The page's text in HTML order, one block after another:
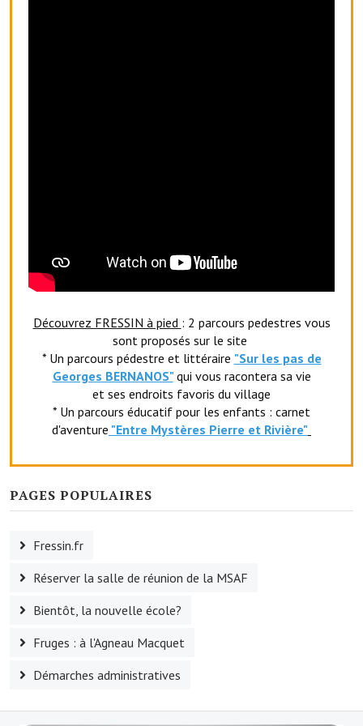
Découvrez FRESSIN à pied : 2 parcours pedestres vous
sont proposés sur le site
* Un parcours pédestre et littéraire "Sur les pas de
Georges BERNANOS" qui vous racontera sa vie
et ses endroits favoris du village
* Un parcours éducatif pour les enfants : carnet
d'aventure "Entre Mystères Pierre et Rivière"
PAGES POPULAIRES
Fressin.fr
Réserver la salle de réunion de la MSAF
Bientôt, la nouvelle école?
Fruges : à l'Agneau Macquet
Démarches administratives